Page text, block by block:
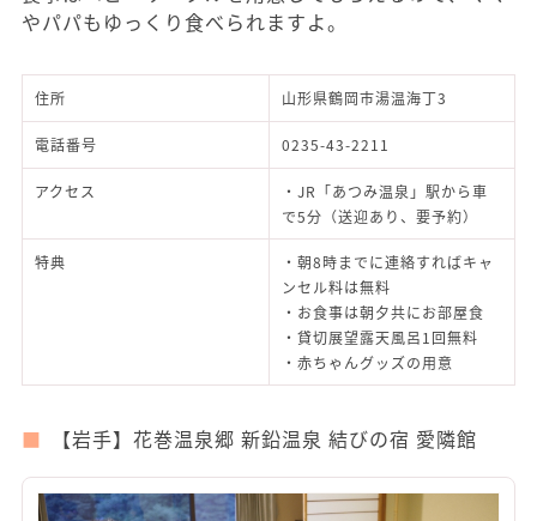
やパパもゆっくり食べられますよ。
住所 山形県鶴岡市湯温海丁3
電話番号 0235-43-2211
アクセス
・JR「あつみ温泉」駅から車
で5分（送迎あり、要予約）
特典
・朝8時までに連絡すればキャ
ンセル料は無料
・お食事は朝夕共にお部屋食
・貸切展望露天風呂1回無料
・赤ちゃんグッズの用意
【岩手】花巻温泉郷 新鉛温泉 結びの宿 愛隣館